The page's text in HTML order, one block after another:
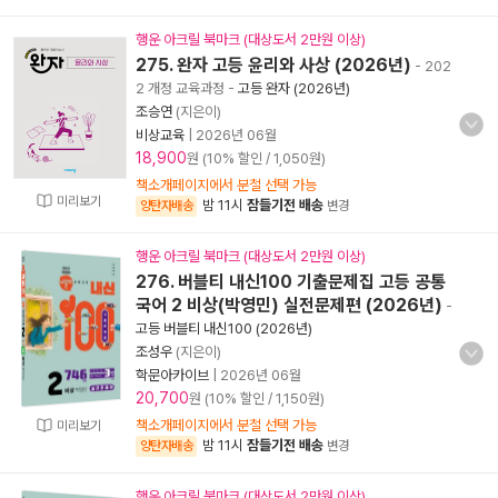
미리보기
행운 아크릴 북마크 (대상도서 2만원 이상)
275. 완자 고등 윤리와 사상 (2026년) - 202
2 개정 교육과정 - 고등 완자 (2026년)
조승연 (지은이)
비상교육
2026년 06월
18,900원 (10% 할인 / 1,050원)
책소개페이지에서 분철 선택 가능
양탄자배송 밤 11시 잠들기전 배송 변경
미리보기
행운 아크릴 북마크 (대상도서 2만원 이상)
276. 버블티 내신100 기출문제집 고등 공통
국어 2 비상(박영민) 실전문제편 (2026년) -
고등 버블티 내신100 (2026년)
조성우 (지은이)
학문아카이브
2026년 06월
20,700원 (10% 할인 / 1,150원)
책소개페이지에서 분철 선택 가능
양탄자배송 밤 11시 잠들기전 배송 변경